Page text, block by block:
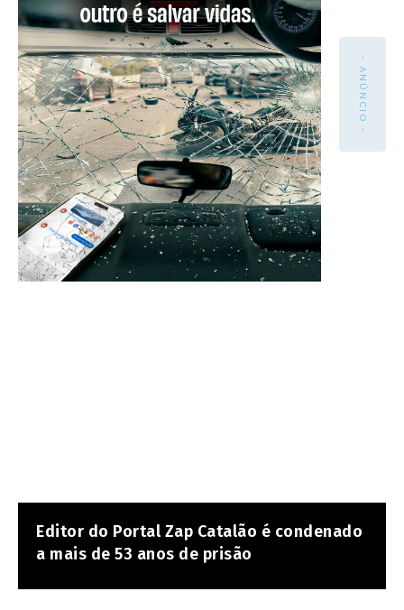
- ANÚNCIO -
Editor do Portal Zap Catalão é condenado
a mais de 53 anos de prisão